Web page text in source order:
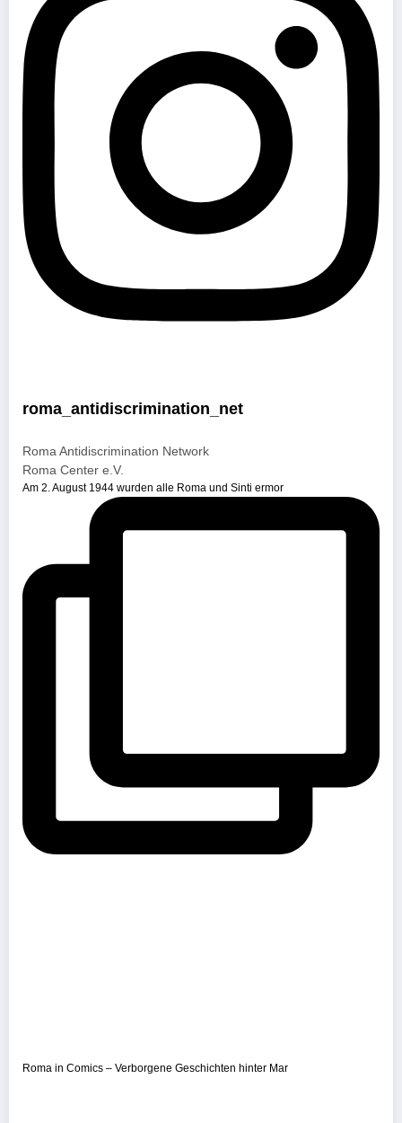
roma_antidiscrimination_net
Roma Antidiscrimination Network
Roma Center e.V.
Am 2. August 1944 wurden alle Roma und Sinti ermor
Roma in Comics – Verborgene Geschichten hinter Mar